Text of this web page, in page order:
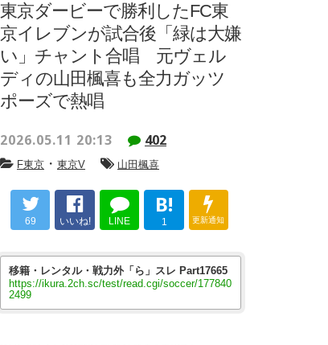
東京ダービーで勝利したFC東
京イレブンが試合後「緑は大嫌
い」チャント合唱 元ヴェル
ディの山田楓喜も全力ガッツ
ポーズで熱唱
2026.05.11 20:13 402
F東京 ・ 東京V 山田楓喜
69 いいね! LINE
B!
1 更新通知
移籍・レンタル・戦力外「ら」スレ Part17665
https://ikura.2ch.sc/test/read.cgi/soccer/177840
2499